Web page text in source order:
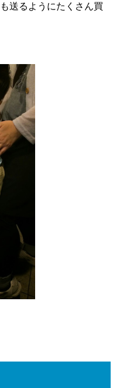
送るようにたくさん買